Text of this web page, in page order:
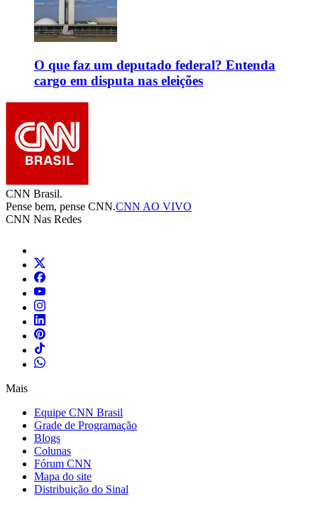
O que faz um deputado federal? Entenda
cargo em disputa nas eleições
CNN Brasil.
Pense bem, pense CNN.CNN AO VIVO
CNN Nas Redes
Mais
Equipe CNN Brasil
Grade de Programação
Blogs
Colunas
Fórum CNN
Mapa do site
Distribuição do Sinal